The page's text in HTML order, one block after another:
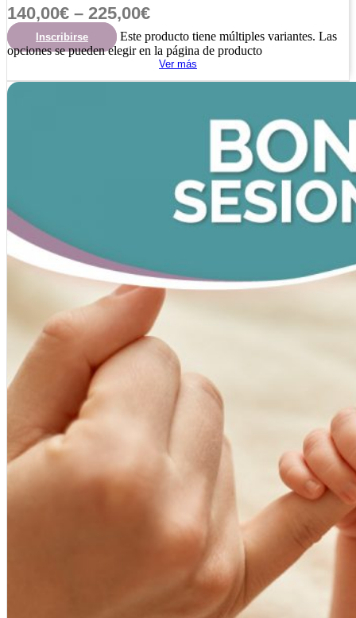
140,00€ – 225,00€
Inscribirse
Este producto tiene múltiples variantes. Las
opciones se pueden elegir en la página de producto
Ver más